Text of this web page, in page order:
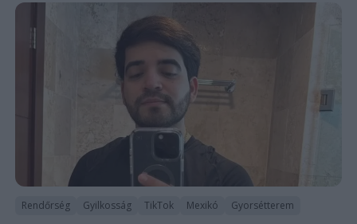
Rendőrség Gyilkosság TikTok Mexikó Gyorsétterem